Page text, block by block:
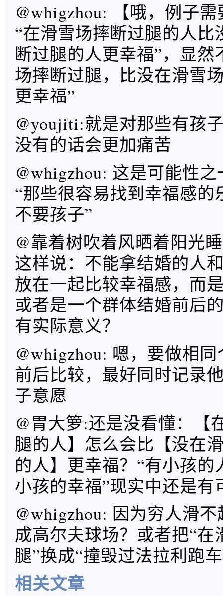
@whigzhou: 【哦，例子
“在滑雪场摔断过腿的人比
断过腿的人更幸福”，显然
场摔断过腿，比没在滑雪
更幸福”
@youjiti:就是对那些有孩
没有的话会更加痛苦
@whigzhou: 这是可能性
“那些很容易找到幸福感的
不要孩子”
@靠着树吹着风晒着阳光
这样说：不能拿结婚的人
放在一起比较幸福感，而
或者是一个群体结婚前后
有实际意义？
@whigzhou: 嗯，要做相
前后比较，最好同时记录
子意愿
@胃大箩:还是没看懂：【
腿的人】怎么会比【没在
的人】更幸福？“有小孩的
小孩的幸福”现实中还是有
@whigzhou: 因为穷人滑
成高尔夫球场？或者把“在
腿”换成“撞毁过法拉利跑
相关文章